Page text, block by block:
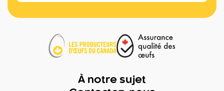
À notre sujet